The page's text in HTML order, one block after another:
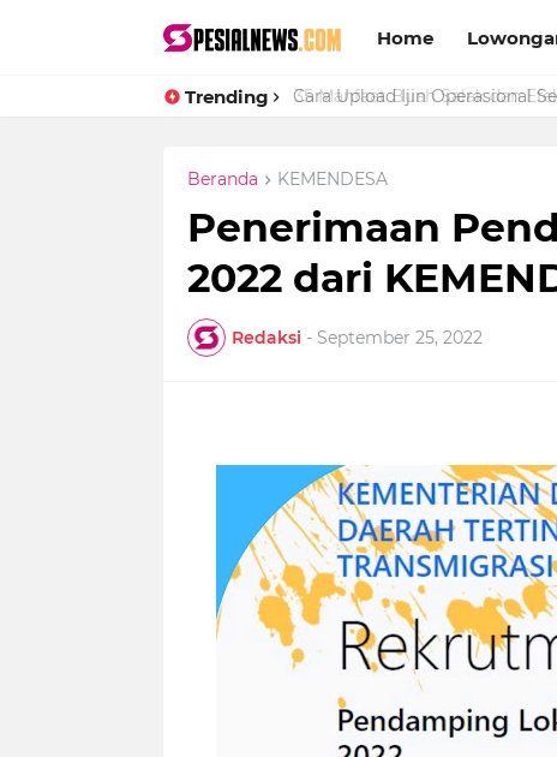
Home
Trending Cara Upload Ijin Operasional
Beranda KEMENDESA
Penerimaan
2022 dari
Redaksi - September 25, 2022